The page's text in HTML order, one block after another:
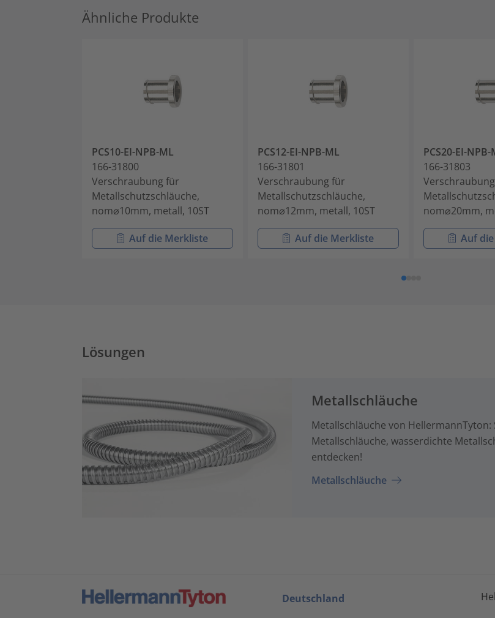
Ähnliche Produkte
PCS10-EI-NPB-ML
166-31800
Verschraubung für
Metallschutzschläuche,
nom⌀10mm, metall, 10ST
Auf die Merkliste
PCS12-EI-NPB-ML
166-31801
Verschraubung für
Metallschutzschläuche,
nom⌀12mm, metall, 10ST
Auf die Merkliste
PCS20-EI-NPB-
166-31803
nom⌀20mm,
Auf
Lösungen
Metallschläuche
Metallschläuche von
Metallschläuche, wasserdichte
entdecken!
Metallschläuche
Deutschland